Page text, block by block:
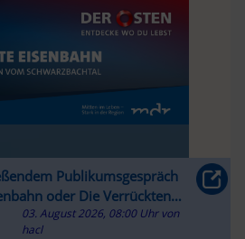
Publikumsgespräch
03. August 2026, 08:00 Uhr von
hacl